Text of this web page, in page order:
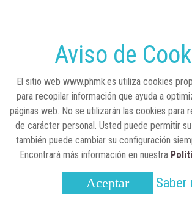
Real Academia Nacional
laboratorio de ideas que
Aviso de
El sitio web www.phmk.es utiliza cookies
para recopilar información que ayuda a
páginas web. No se utilizarán las cookies para
de carácter personal. Usted puede permitir
también puede cambiar su configuración
Encontrará más información en nuestra
Aceptar Saber